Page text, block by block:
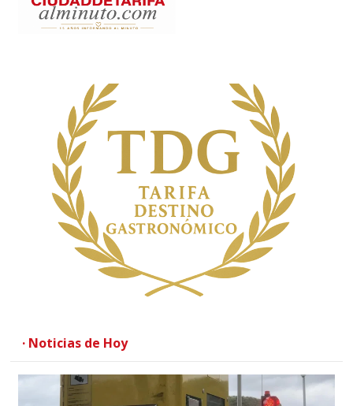
· Noticias de Hoy